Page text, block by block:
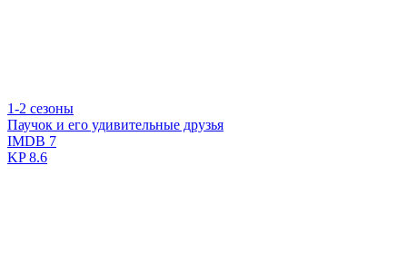
1-2 сезоны
Паучок и его удивительные друзья
IMDB 7
KP8.6